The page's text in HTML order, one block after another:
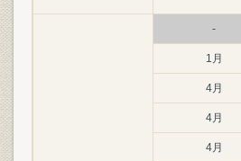
-
1月
4月
4月
4月